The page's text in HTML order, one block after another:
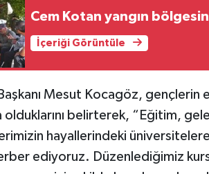
Cem Kotan yangın
İçeriği Görüntüle
Mesut Kocagöz, gençlerin
olduklarını belirterek, “Eğitim,
hayallerindeki
ediyoruz. Düzenlediğimiz